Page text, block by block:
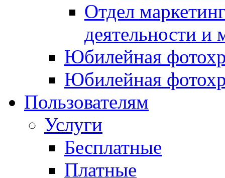
Отдел
деятельности и
Юбилейная
Юбилейная
Пользователям
Услуги
Бесплатные
Платные